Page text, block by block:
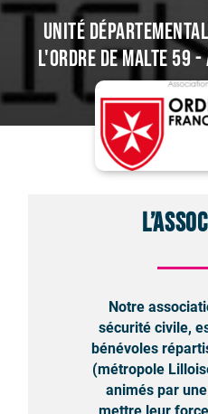
Unité
l'Ordre de Malte 59
Notre
sécurité civile,
bénévoles
(métropole
animés par
mettre leur